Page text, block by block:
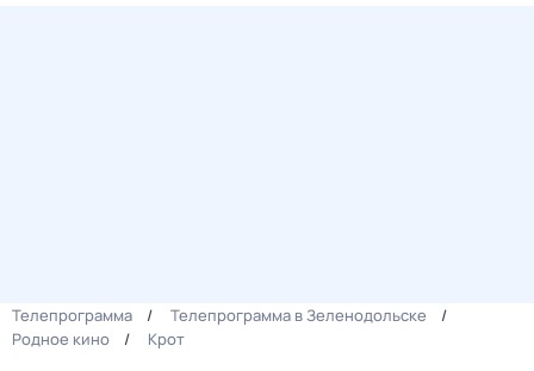
Телепрограмма
Телепрограмма в Зеленодольске
Родное кино
Крот